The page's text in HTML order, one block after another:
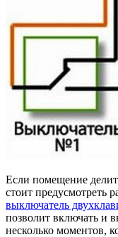
Если помещение
стоит предусмотреть
выключатель
позволит включать и
несколько моментов,